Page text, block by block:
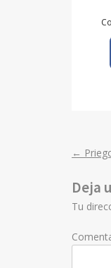
Post
←
Deja
Tu